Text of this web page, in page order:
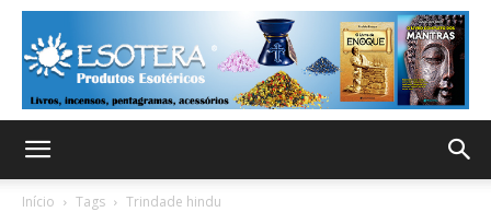
Início Tags Trindade hindu